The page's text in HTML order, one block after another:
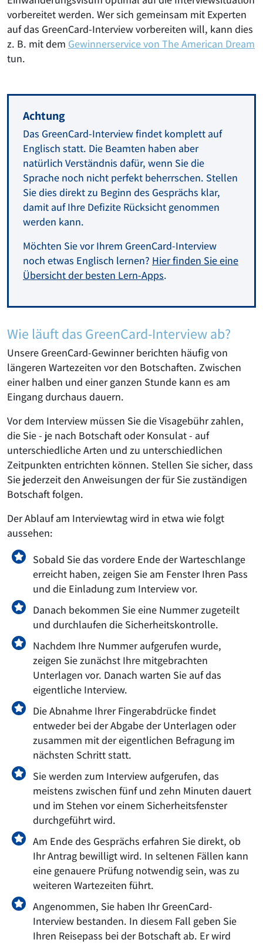
vorbereitet werden. Wer sich gemeinsam mit Experten
auf das GreenCard-Interview vorbereiten will, kann dies
z. B. mit dem Gewinnerservice von The American Dream
tun.
Achtung
Das GreenCard-Interview findet komplett auf
Englisch statt. Die Beamten haben aber
natürlich Verständnis dafür, wenn Sie die
Sprache noch nicht perfekt beherrschen. Stellen
Sie dies direkt zu Beginn des Gesprächs klar,
damit auf Ihre Defizite Rücksicht genommen
werden kann.
Möchten Sie vor Ihrem GreenCard-Interview
noch etwas Englisch lernen? Hier finden Sie eine
Übersicht der besten Lern-Apps.
Wie läuft das GreenCard-Interview ab?
Unsere GreenCard-Gewinner berichten häufig von
längeren Wartezeiten vor den Botschaften. Zwischen
einer halben und einer ganzen Stunde kann es am
Eingang durchaus dauern.
Vor dem Interview müssen Sie die Visagebühr zahlen,
die Sie - je nach Botschaft oder Konsulat - auf
unterschiedliche Arten und zu unterschiedlichen
Zeitpunkten entrichten können. Stellen Sie sicher, dass
Sie jederzeit den Anweisungen der für Sie zuständigen
Botschaft folgen.
Der Ablauf am Interviewtag wird in etwa wie folgt
aussehen:
Sobald Sie das vordere Ende der Warteschlange
erreicht haben, zeigen Sie am Fenster Ihren Pass
und die Einladung zum Interview vor.
Danach bekommen Sie eine Nummer zugeteilt
und durchlaufen die Sicherheitskontrolle.
Nachdem Ihre Nummer aufgerufen wurde,
zeigen Sie zunächst Ihre mitgebrachten
Unterlagen vor. Danach warten Sie auf das
eigentliche Interview.
Die Abnahme Ihrer Fingerabdrücke findet
entweder bei der Abgabe der Unterlagen oder
zusammen mit der eigentlichen Befragung im
nächsten Schritt statt.
Sie werden zum Interview aufgerufen, das
meistens zwischen fünf und zehn Minuten dauert
und im Stehen vor einem Sicherheitsfenster
durchgeführt wird.
Am Ende des Gesprächs erfahren Sie direkt, ob
Ihr Antrag bewilligt wird. In seltenen Fällen kann
eine genauere Prüfung notwendig sein, was zu
weiteren Wartezeiten führt.
Angenommen, Sie haben Ihr GreenCard-
Interview bestanden. In diesem Fall geben Sie
Ihren Reisepass bei der Botschaft ab. Er wird